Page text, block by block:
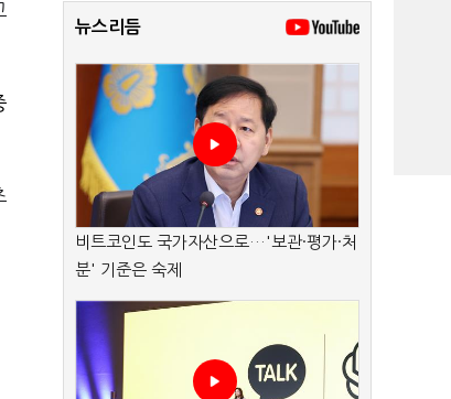
뉴스리듬
비트코인도 국가자산으로…'보관·평가·처
분' 기준은 숙제